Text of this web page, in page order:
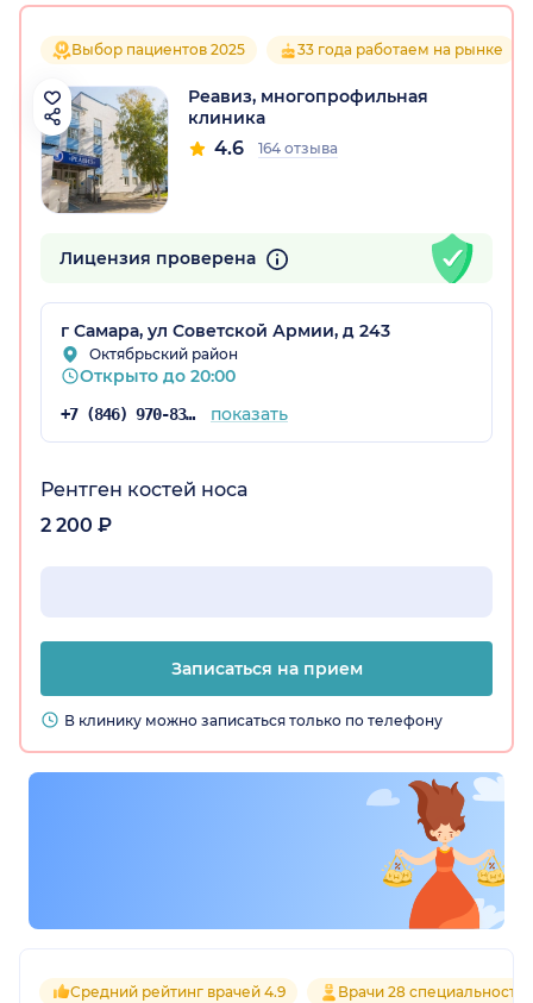
Выбор пациентов 2025 33 года работаем на рынке
Реавиз, многопрофильная
клиника
4.6 164 отзыва
Лицензия проверена
г Самара, ул Советской Армии, д 243
Октябрьский район
Открыто до 20:00
+7 (846) 970-83-16 показать
Рентген костей носа
2 200 ₽
Записаться на прием
В клинику можно записаться только по телефону
Средний рейтинг врачей 4.9 Врачи 28